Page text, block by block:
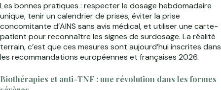
Les bonnes pratiques : respecter le dosage hebdomadaire
unique, tenir un calendrier de prises, éviter la prise
concomitante d’AINS sans avis médical, et utiliser une carte-
patient pour reconnaître les signes de surdosage. La réalité
terrain, c’est que ces mesures sont aujourd’hui inscrites dans
les recommandations européennes et françaises 2026.
Biothérapies et anti-TNF : une révolution dans les formes